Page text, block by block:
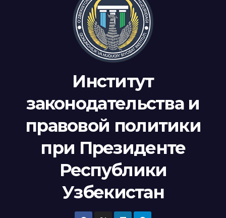
Институт
законодательства и
правовой политики
при Президенте
Республики
Узбекистан